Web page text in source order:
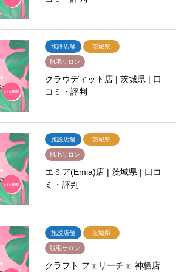
施設店舗 茨城県
脱毛サロン
クラウディット店 | 茨城県 | 口
コミ・評判
施設店舗 茨城県
脱毛サロン
エミア(Emia)店 | 茨城県 | 口コ
ミ・評判
施設店舗 茨城県
脱毛サロン
クラフト フェリーチェ 神栖店